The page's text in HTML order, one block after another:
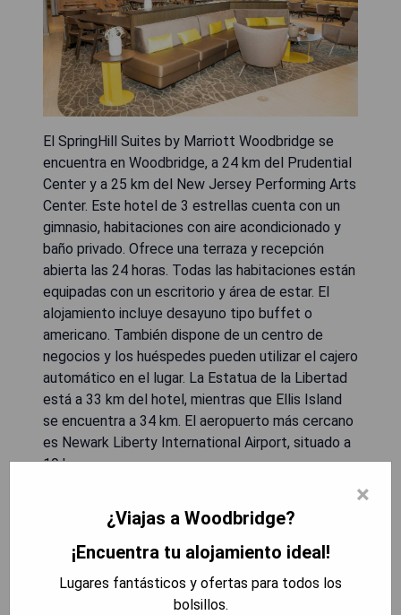
El SpringHill Suites by Marriott Woodbridge se
encuentra en Woodbridge, a 24 km del Prudential
Center y a 25 km del New Jersey Performing Arts
Center. Este hotel de 3 estrellas cuenta con un
gimnasio, habitaciones con aire acondicionado y
baño privado. Ofrece una terraza y recepción
abierta las 24 horas. Todas las habitaciones están
equipadas con un escritorio y área de estar. El
alojamiento incluye desayuno tipo buffet o
americano. También dispone de un centro de
negocios y los huéspedes pueden utilizar el cajero
automático en el lugar. La Estatua de la Libertad
está a 33 km del hotel, mientras que Ellis Island
se encuentra a 34 km. El aeropuerto más cercano
es Newark Liberty International Airport, situado a
19 km.
- Gimnasio disponible para los huéspedes.
- Desayuno tipo buffet o americano incluido.
- Recepción abierta las 24 horas.
- Ubicación conveniente cerca de atracciones
×
¿Viajas a Woodbridge?
¡Encuentra tu alojamiento ideal!
Lugares fantásticos y ofertas para todos los
bolsillos.